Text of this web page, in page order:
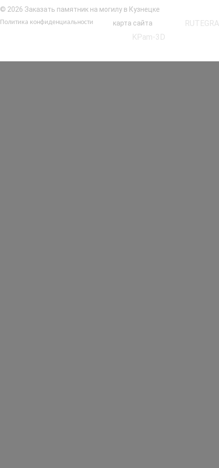
© 2026 Заказать памятник на могилу в Кузнецке
Политика конфиденциальности карта сайта
RUTEGRA
KPam-3D